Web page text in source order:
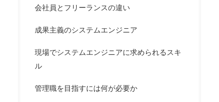
会社員とフリーランスの違い
成果主義のシステムエンジニア
現場でシステムエンジニアに求められるスキ
ル
管理職を目指すには何が必要か